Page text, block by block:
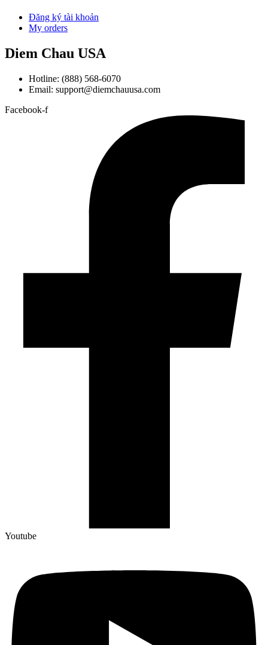
Đăng ký tài khoản
My orders
Diem Chau USA
Hotline: (888) 568-6070
Email: support@diemchauusa.com
Facebook-f
Youtube